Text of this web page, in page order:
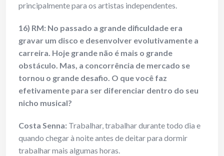
principalmente para os artistas independentes.
16) RM: No passado a grande dificuldade era
gravar um disco e desenvolver evolutivamente a
carreira. Hoje grande não é mais o grande
obstáculo. Mas, a concorrência de mercado se
tornou o grande desafio. O que você faz
efetivamente para ser diferenciar dentro do seu
nicho musical?
Costa Senna: Trabalhar, trabalhar durante todo dia e
quando chegar à noite antes de deitar para dormir
trabalhar mais algumas horas.